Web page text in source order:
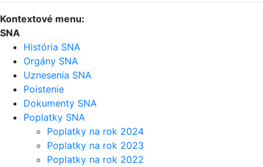
Kontextové menu:
SNA
História SNA
Orgány SNA
Uznesenia SNA
Poistenie
Dokumenty SNA
Poplatky SNA
Poplatky na rok 2024
Poplatky na rok 2023
Poplatky na rok 2022